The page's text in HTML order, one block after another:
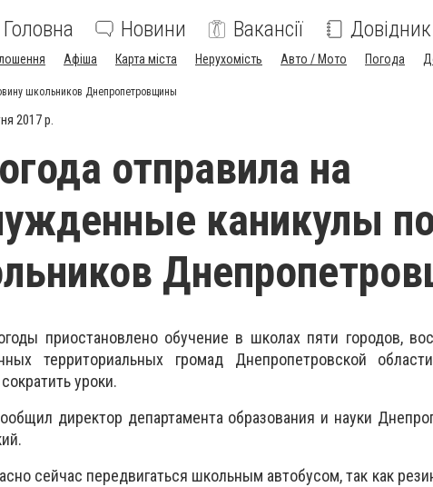
Головна Новини Вакансії Довідник
Афіша Карта міста Нерухомість Авто / Мото Погода
школьников Днепропетровщины
2017 р.
отправила на
каникулы
приостановлено обучение в школах пяти городов,
территориальных громад Днепропетровской
уроки.
директор департамента образования и науки
сейчас передвигаться школьным автобусом, так как